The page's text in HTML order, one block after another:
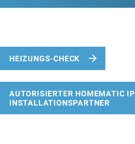
HEIZUNGS-CHECK
AUTORISIERTER HOMEMATIC IP
INSTALLATIONSPARTNER